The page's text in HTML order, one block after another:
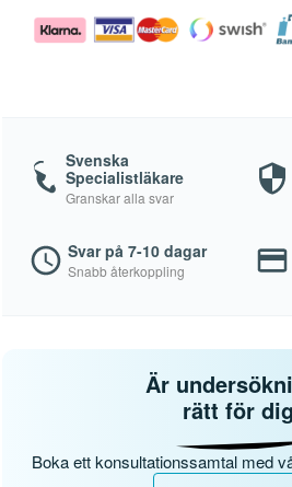
Svenska
Specialistläkare
Granskar alla svar
Svar på 7-10 dagar
Snabb återkoppling
Är
rätt för
Boka ett konsultationssamtal med